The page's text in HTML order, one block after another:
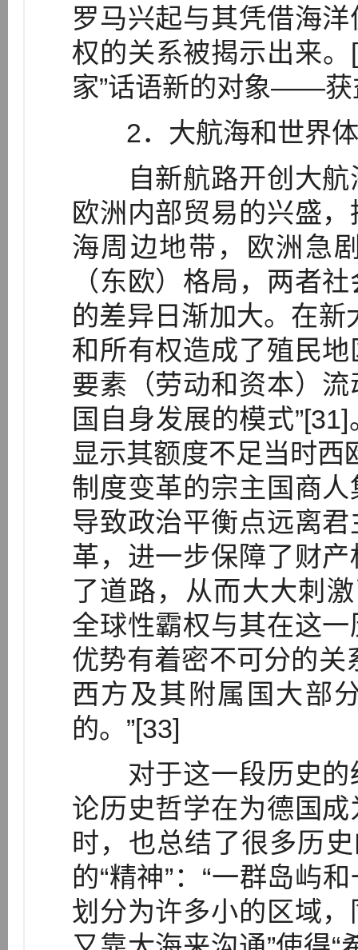
罗马兴起与其凭借海
权的关系被揭示出来
家”话语新的对象——获
2．大航海和世界体
自新航路开创大航
欧洲内部贸易的兴盛
海周边地带，欧洲急
（东欧）格局，两者
的差异日渐加大。在新
和所有权造成了殖民
要素（劳动和资本）
国自身发展的模式
显示其额度不足当时
制度变革的宗主国商
导致政治平衡点远离
革，进一步保障了财
了道路，从而大大刺
全球性霸权与其在这
优势有着密不可分的关
西方及其附属国大部
的。”[33]
对于这一段历史的
论历史哲学在为德国
时，也总结了很多历
的“精神”：“一群岛屿
划分为许多小的区域